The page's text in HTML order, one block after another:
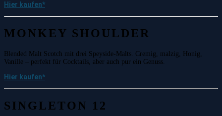
Hier kaufen*
MONKEY SHOULDER
Blended Malt Scotch mit drei Speyside-Malts. Cremig, malzig, Honig,
Vanille – perfekt für Cocktails, aber auch pur ein Genuss.
Hier kaufen*
SINGLETON 12